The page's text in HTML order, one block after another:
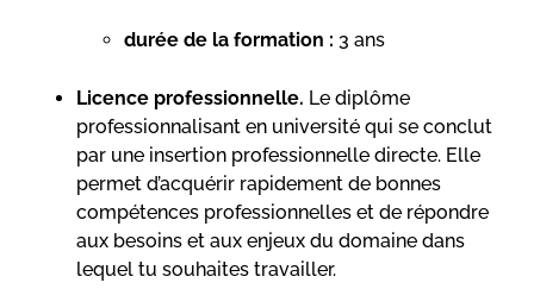
durée de la formation : 3 ans
Licence professionnelle. Le diplôme
professionnalisant en université qui se conclut
par une insertion professionnelle directe. Elle
permet d’acquérir rapidement de bonnes
compétences professionnelles et de répondre
aux besoins et aux enjeux du domaine dans
lequel tu souhaites travailler.